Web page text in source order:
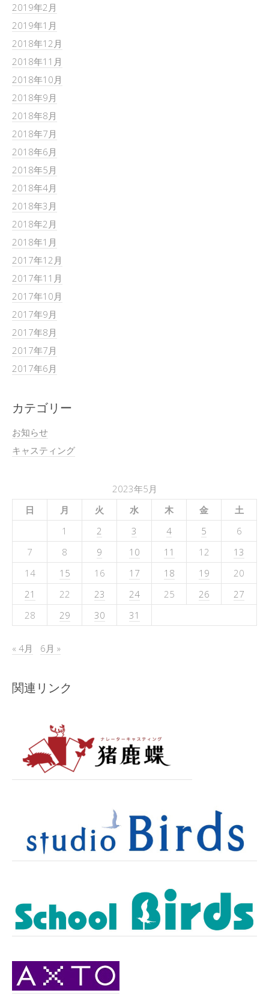
2019年2月
2019年1月
2018年12月
2018年11月
2018年10月
2018年9月
2018年8月
2018年7月
2018年6月
2018年5月
2018年4月
2018年3月
2018年2月
2018年1月
2017年12月
2017年11月
2017年10月
2017年9月
2017年8月
2017年7月
2017年6月
カテゴリー
お知らせ
キャスティング
2023年5月
日
月 火 水 木 金
土
1
2 3 4 5
6
7
8 9 10 11 12
13
14
15 16 17 18 19
20
21
22 23 24 25 26
27
28
29 30 31
« 4月 6月 »
関連リンク